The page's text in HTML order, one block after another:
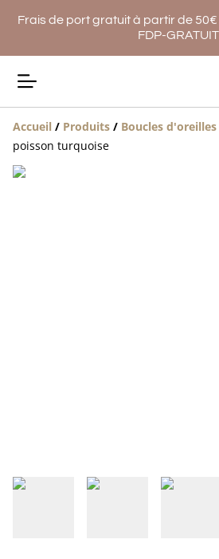
Frais de port gratuit à partir de
FDP-GRATUIT
Accueil / Produits / Boucles d'oreilles
poisson turquoise